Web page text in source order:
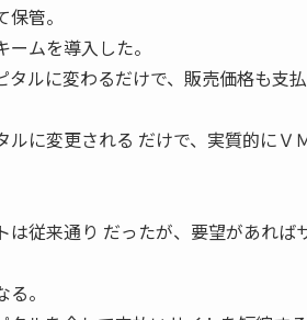
管。
ムを導入した。
ルに変わるだけで、販売価格も支
に変更される だけで、実質的にＶ
従来通り だったが、要望があれば
。